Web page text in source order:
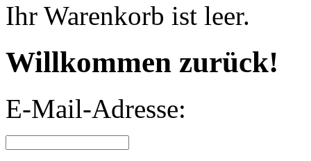
Ihr Warenkorb ist leer.
Willkommen zurück!
E-Mail-Adresse: